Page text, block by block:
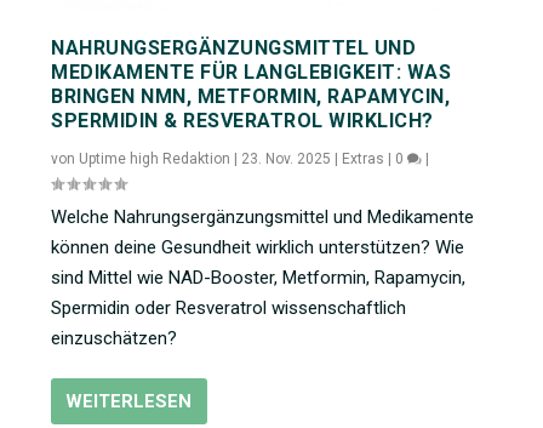
NAHRUNGSERGÄNZUNGSMITTEL UND
MEDIKAMENTE FÜR LANGLEBIGKEIT: WAS
BRINGEN NMN, METFORMIN, RAPAMYCIN,
SPERMIDIN & RESVERATROL WIRKLICH?
von Uptime high Redaktion 23. Nov. 2025 Extras 0
Welche Nahrungsergänzungsmittel und Medikamente
können deine Gesundheit wirklich unterstützen? Wie
sind Mittel wie NAD-Booster, Metformin, Rapamycin,
Spermidin oder Resveratrol wissenschaftlich
einzuschätzen?
WEITERLESEN